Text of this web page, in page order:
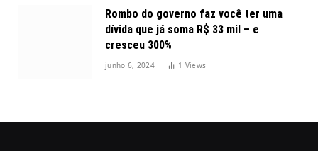
Rombo do governo faz você ter uma
dívida que já soma R$ 33 mil – e
cresceu 300%
junho 6, 2024 1 Views